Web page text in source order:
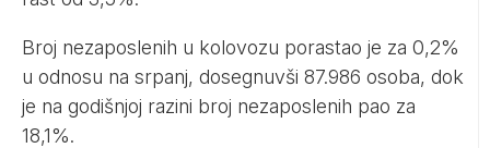
Broj nezaposlenih u kolovozu porastao je za 0,2%
u odnosu na srpanj, dosegnuvši 87.986 osoba, dok
je na godišnjoj razini broj nezaposlenih pao za
18,1%.